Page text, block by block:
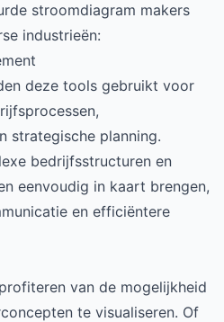
stroomdiagram makers
industrieën:
deze tools gebruikt voor
strategische planning.
bedrijfsstructuren en
eenvoudig in kaart brengen,
en efficiëntere
van de mogelijkheid
te visualiseren. Of